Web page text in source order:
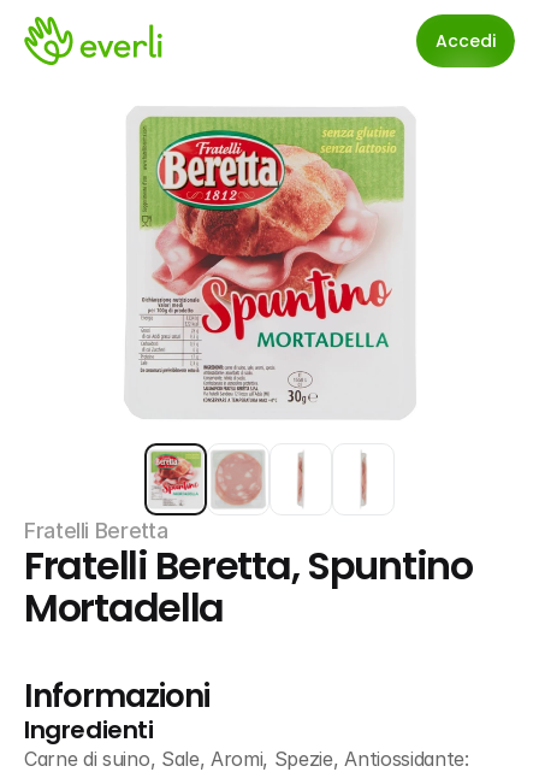
Accedi
Fratelli Beretta
Fratelli Beretta, Spuntino
Mortadella
Informazioni
Ingredienti
Carne di suino, Sale, Aromi, Spezie, Antiossidante: